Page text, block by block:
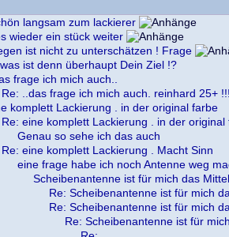
langsam zum lackierer
wieder ein stück weiter
ist nicht zu unterschätzen ! Frage
ist denn überhaupt Dein Ziel !?
frage ich mich auch..
Re: ..das frage ich mich auch. reinhard 25+ !!!
komplett Lackierung . in der original farbe
Re: eine komplett Lackierung . in der original
Genau so sehe ich das auch
Re: eine komplett Lackierung . Macht Sinn
eine frage habe ich noch Antenne weg
Scheibenantenne ist für mich das
Re: Scheibenantenne ist für mich
Re: Scheibenantenne ist für mich
Re: Scheibenantenne ist für